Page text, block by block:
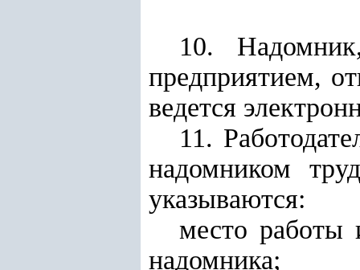
10.
предприятием,
ведется
11.
надомником
указываются:
место работы
надомника;